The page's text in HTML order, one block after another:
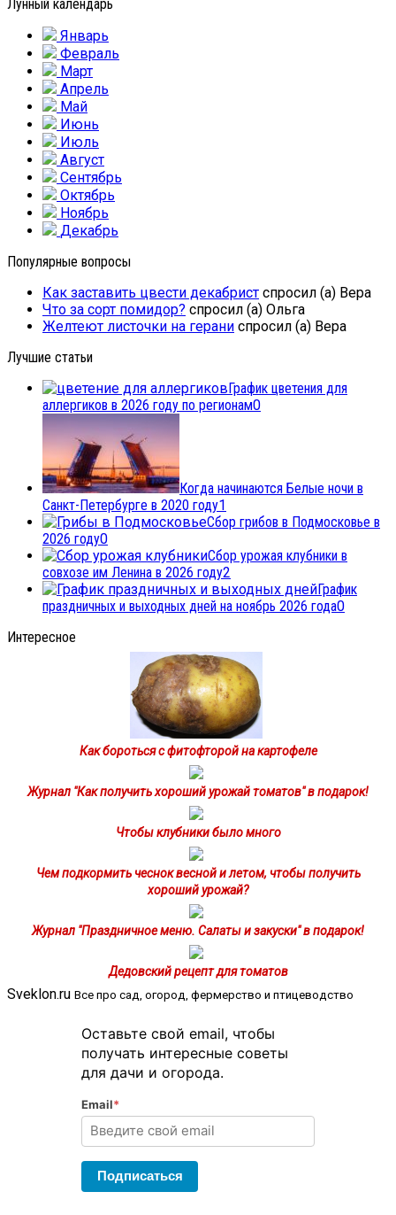
Лунный календарь
Январь
Февраль
Март
Апрель
Май
Июнь
Июль
Август
Сентябрь
Октябрь
Ноябрь
Декабрь
Популярные вопросы
Как заставить цвести декабрист спросил (а) Вера
Что за сорт помидор? спросил (а) Ольга
Желтеют листочки на герани спросил (а) Вера
Лучшие статьи
График цветения для
аллергиков в 2026 году по регионам0
Когда начинаются Белые ночи в
Санкт-Петербурге в 2020 году1
Сбор грибов в Подмосковье в
2026 году0
Сбор урожая клубники в
совхозе им Ленина в 2026 году2
График
праздничных и выходных дней на ноябрь 2026 года0
Интересное
Как бороться с фитофторой на картофеле
Журнал "Как получить хороший урожай томатов" в подарок!
Чтобы клубники было много
Чем подкормить чеснок весной и летом, чтобы получить
хороший урожай?
Журнал "Праздничное меню. Салаты и закуски" в подарок!
Дедовский рецепт для томатов
Sveklon.ru Все про сад, огород, фермерство и птицеводство
Оставьте свой email, чтобы
получать интересные советы
для дачи и огорода.
Email*
Подписаться